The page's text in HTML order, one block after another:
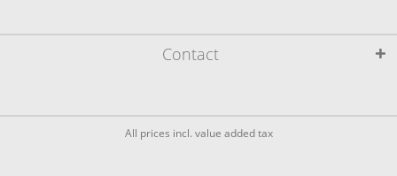
Contact
All prices incl. value added tax